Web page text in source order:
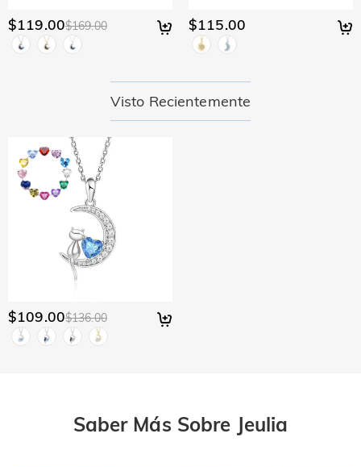
$119.00$169.00 $115.00
Visto Recientemente
$109.00$136.00
Saber Más Sobre Jeulia